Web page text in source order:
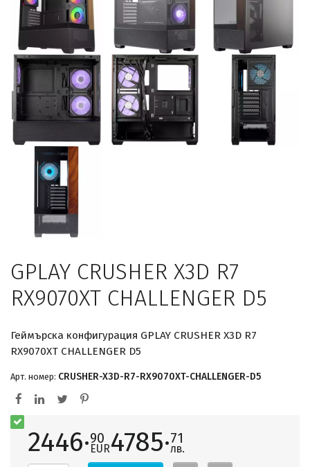
GPLAY CRUSHER X3D R7
RX9070XT CHALLENGER D5
Геймърска конфигурация GPLAY CRUSHER X3D R7
RX9070XT CHALLENGER D5
Арт. номер: CRUSHER-X3D-R7-RX9070XT-CHALLENGER-D5
2446·90
EUR4785·71
лв.